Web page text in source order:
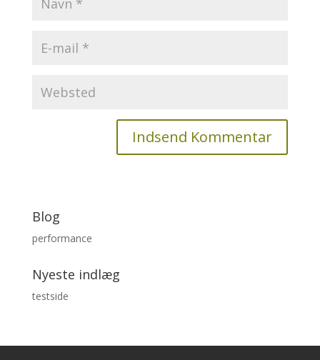
Blog
performance
Nyeste indlæg
testside